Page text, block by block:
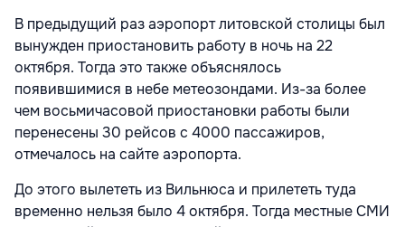
В предыдущий раз аэропорт литовской столицы был
вынужден приостановить работу в ночь на 22
октября. Тогда это также объяснялось
появившимися в небе метеозондами. Из-за более
чем восьмичасовой приостановки работы были
перенесены 30 рейсов с 4000 пассажиров,
отмечалось на сайте аэропорта.
До этого вылететь из Вильнюса и прилететь туда
временно нельзя было 4 октября. Тогда местные СМИ